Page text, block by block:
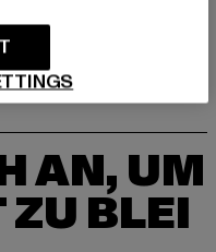
AN, UM
BLEI